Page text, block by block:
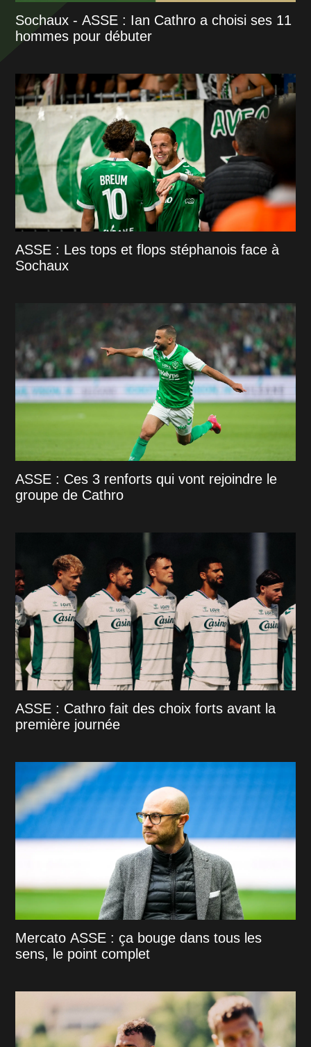
Sochaux - ASSE : Ian Cathro a choisi ses 11
hommes pour débuter
ASSE : Les tops et flops stéphanois face à
Sochaux
ASSE : Ces 3 renforts qui vont rejoindre le
groupe de Cathro
ASSE : Cathro fait des choix forts avant la
première journée
Mercato ASSE : ça bouge dans tous les
sens, le point complet